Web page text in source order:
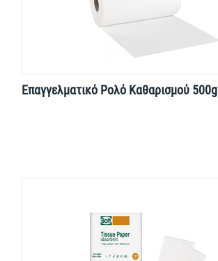
Επαγγελματικό Ρολό Καθαρισμού 500g